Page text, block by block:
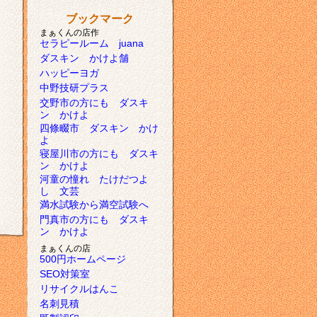
ブックマーク
まぁくんの店作
セラピールーム juana
ダスキン かけよ舗
ハッピーヨガ
中野技研プラス
交野市の方にも ダスキ
ン かけよ
四條畷市 ダスキン かけ
よ
寝屋川市の方にも ダスキ
ン かけよ
河童の憧れ たけだつよ
し 文芸
満水試験から満空試験へ
門真市の方にも ダスキ
ン かけよ
まぁくんの店
500円ホームページ
SEO対策室
リサイクルはんこ
名刺見積